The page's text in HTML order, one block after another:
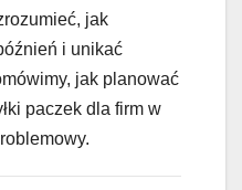
jak
i unikać
jak planować
paczek dla firm w